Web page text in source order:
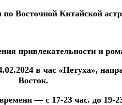
по Восточной Китайской
привлекательности и
в час «Петуха»,
Восток.
— с 17-23 час. до 19-